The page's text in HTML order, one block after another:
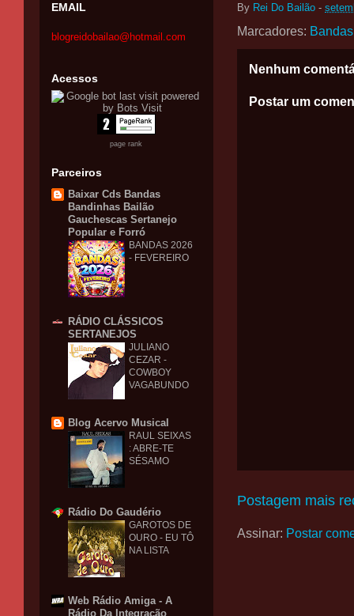
By Rei Do Bailão -
Marcadores: Bandas
Nenhum
Postar um
Postagem mais
Assinar: Postar
EMAIL
blogreidobailao@hotmail.com
Acessos
page rank
Parceiros
Baixar Cds Bandas
Bandinhas Bailão
Gauchescas Sertanejo
Popular e Forró
BANDAS 2026
- FEVEREIRO
RÁDIO CLÁSSICOS
SERTANEJOS
JULIANO
CEZAR -
COWBOY
VAGABUNDO
Blog Acervo Musical
RAUL SEIXAS
: ABRE-TE
SÉSAMO
Rádio Do Gaudério
GAROTOS DE
OURO - EU TÔ
NA LISTA
Web Rádio Amiga - A
Rádio Da Integração